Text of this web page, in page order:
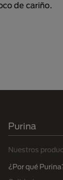
de cariño.
Purina
Nuestros
¿Por qué